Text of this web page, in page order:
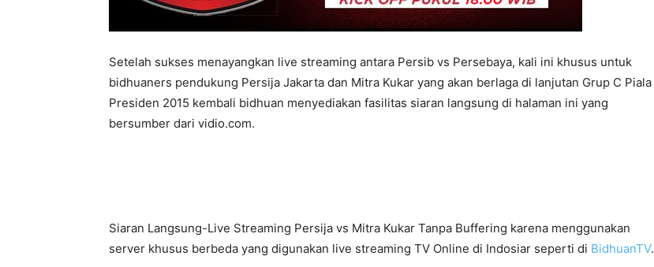
Setelah sukses menayangkan live streaming antara Persib vs Persebaya, kali ini khusus untuk
bidhuaners pendukung Persija Jakarta dan Mitra Kukar yang akan berlaga di lanjutan Grup C Piala
Presiden 2015 kembali bidhuan menyediakan fasilitas siaran langsung di halaman ini yang
bersumber dari vidio.com.
Siaran Langsung-Live Streaming Persija vs Mitra Kukar Tanpa Buffering karena menggunakan
server khusus berbeda yang digunakan live streaming TV Online di Indosiar seperti di BidhuanTV.